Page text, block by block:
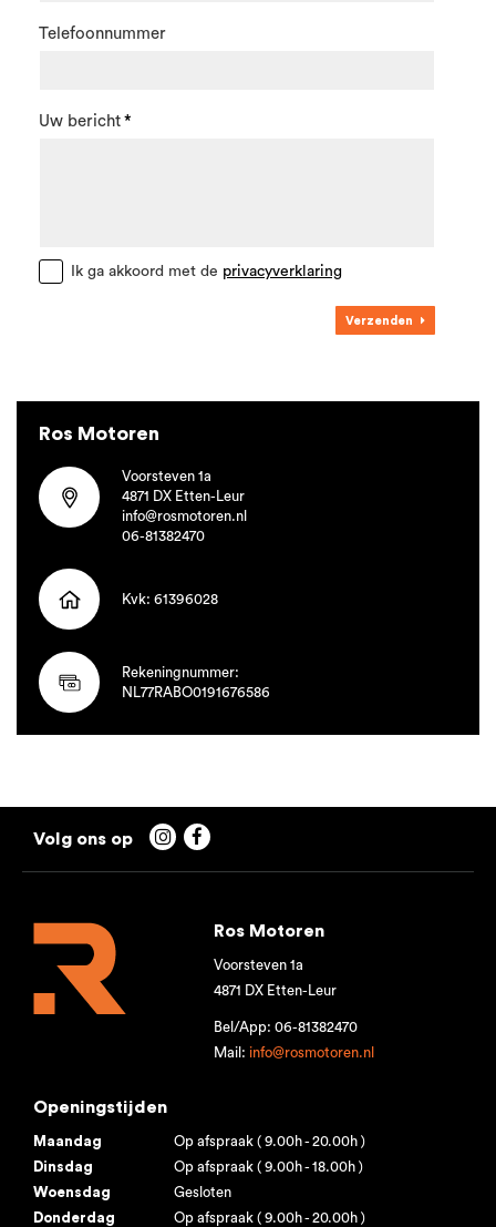
Telefoonnummer
Uw bericht
Ik ga akkoord met de privacyverklaring
Verzenden
Ros Motoren
Voorsteven 1a
4871 DX Etten-Leur
info@rosmotoren.nl
06-81382470
Kvk: 61396028
Rekeningnummer:
NL77RABO0191676586
 
Ros Motoren
Voorsteven 1a
4871 DX Etten-Leur
Bel/App: 06-81382470
Mail: info@rosmotoren.nl
Openingstijden
Maandag
Op afspraak ( 9.00h - 20.00h )
Dinsdag
Op afspraak ( 9.00h - 18.00h )
Woensdag
Gesloten
Donderdag
Op afspraak ( 9.00h - 20.00h )